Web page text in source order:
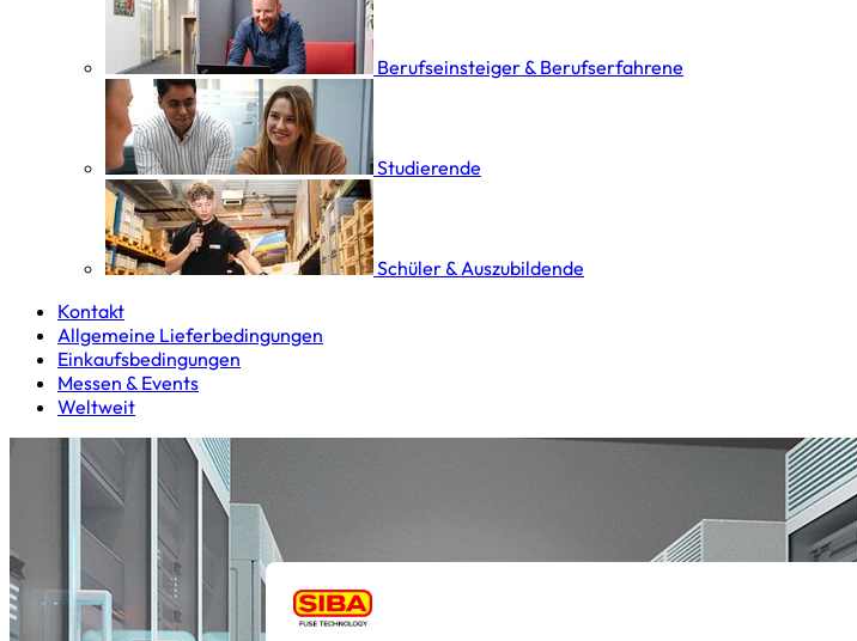
Berufseinsteiger & Berufserfahrene
Studierende
Schüler & Auszubildende
Kontakt
Allgemeine Lieferbedingungen
Einkaufsbedingungen
Messen & Events
Weltweit